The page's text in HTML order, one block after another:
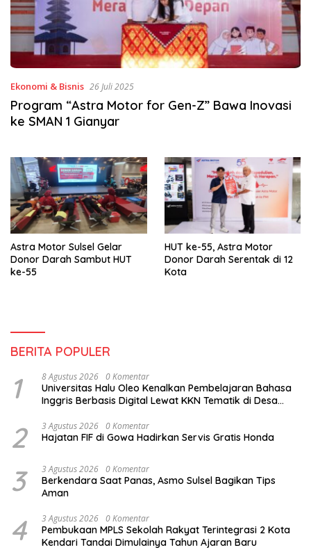
Ekonomi & Bisnis 26 Juli 2025
Program “Astra Motor for Gen-Z” Bawa Inovasi
ke SMAN 1 Gianyar
Astra Motor Sulsel Gelar
Donor Darah Sambut HUT
ke-55
HUT ke-55, Astra Motor
Donor Darah Serentak di 12
Kota
BERITA POPULER
1 8 Agustus 2026 0 Komentar
Universitas Halu Oleo Kenalkan Pembelajaran Bahasa
Inggris Berbasis Digital Lewat KKN Tematik di Desa
2 3 Agustus 2026 0 Komentar
Hajatan FIF di Gowa Hadirkan Servis Gratis Honda
3 3 Agustus 2026 0 Komentar
Berkendara Saat Panas, Asmo Sulsel Bagikan Tips
Aman
4 3 Agustus 2026 0 Komentar
Pembukaan MPLS Sekolah Rakyat Terintegrasi 2 Kota
Kendari Tandai Dimulainya Tahun Ajaran Baru